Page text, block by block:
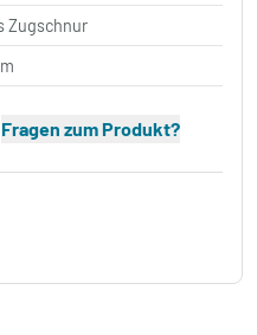
Zugschnur
Fragen zum Produkt?